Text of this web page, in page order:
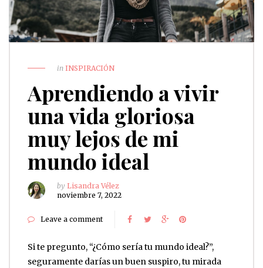
in INSPIRACIÓN
Aprendiendo a vivir
una vida gloriosa
muy lejos de mi
mundo ideal
by Lisandra Vélez
noviembre 7, 2022
Leave a comment
Si te pregunto, “¿Cómo sería tu mundo ideal?”,
seguramente darías un buen suspiro, tu mirada